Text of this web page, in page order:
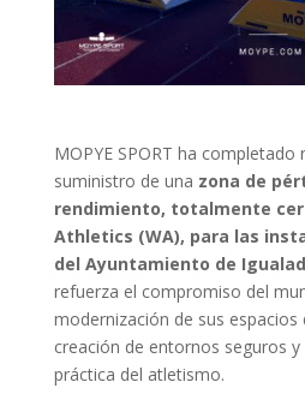
MOPYE SPORT ha completado
suministro de una zona de
rendimiento, totalmente
Athletics (WA), para las
del Ayuntamiento de
refuerza el compromiso del
modernización de sus
creación de entornos seguros
práctica del atletismo.